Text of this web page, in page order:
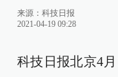
来源： 科技日报
2021-04-19 09:28
科技日报北京4